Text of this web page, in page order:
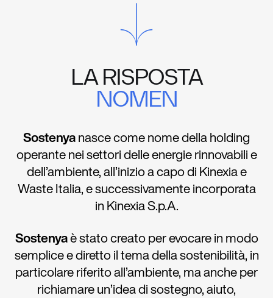
LA RISPOSTA
NOMEN
Sostenyanasce come nome della holding
operante nei settori delle energie rinnovabili e
dell’ambiente, all’inizio a capo di Kinexia e
Waste Italia, e successivamente incorporata
in Kinexia S.p.A.
Sostenyaè stato creato per evocare in modo
semplice e diretto il tema della sostenibilità, in
particolare riferito all’ambiente, ma anche per
richiamare un’idea di sostegno, aiuto,